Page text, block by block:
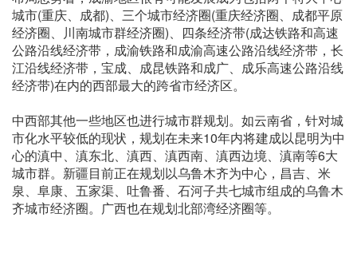
城市(重庆、成都)、三个城市经济圈(重庆经济圈、成都平原
经济圈、川南城市群经济圈)、四条经济带(成达铁路和高速
公路沿线经济带，成渝铁路和成渝高速公路沿线经济带，长
江沿线经济带，宝成、成昆铁路和成广、成乐高速公路沿线
经济带)在内的西部最大的跨省市经济区。
中西部其他一些地区也进行城市群规划。如云南省，针对城
市化水平较低的现状，规划在未来10年内将建成以昆明为中
心的滇中、滇东北、滇西、滇西南、滇西边境、滇南等6大
城市群。新疆目前正在规划以乌鲁木齐为中心，昌吉、米
泉、阜康、五家渠、吐鲁番、石河子共七城市组成的乌鲁木
齐城市经济圈。广西也在规划北部湾经济圈等。